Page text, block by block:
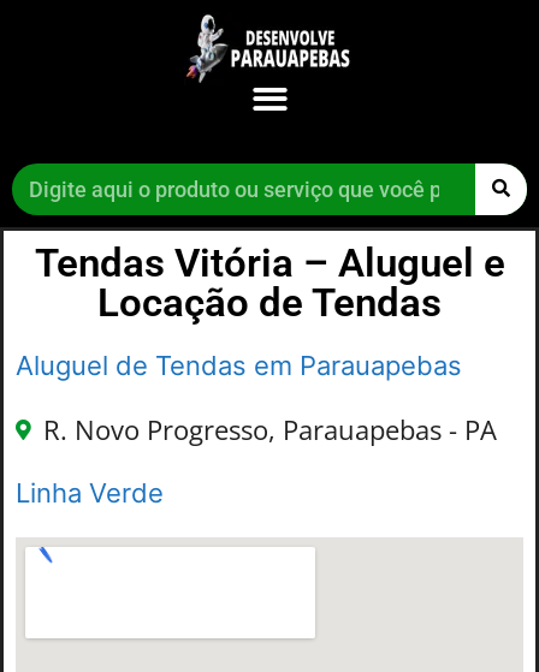
Tendas Vitória – Aluguel e
Locação de Tendas
Aluguel de Tendas em Parauapebas
R. Novo Progresso, Parauapebas - PA
Linha Verde